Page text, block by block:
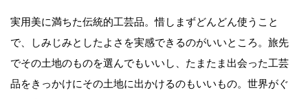
実用美に満ちた伝統的工芸品。惜しまずどんどん使うこと
で、しみじみとしたよさを実感できるのがいいところ。旅先
でその土地のものを選んでもいいし、たまたま出会った工芸
品をきっかけにその土地に出かけるのもいいもの。世界がぐ